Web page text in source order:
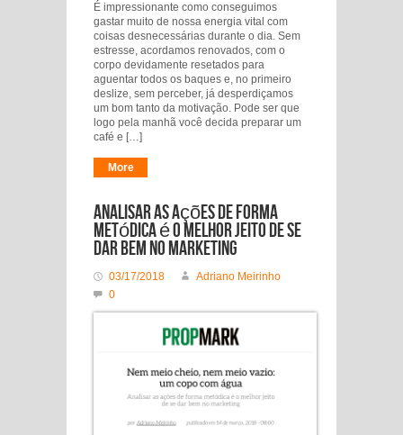
É impressionante como conseguimos
gastar muito de nossa energia vital com
coisas desnecessárias durante o dia. Sem
estresse, acordamos renovados, com o
corpo devidamente resetados para
aguentar todos os baques e, no primeiro
deslize, sem perceber, já desperdiçamos
um bom tanto da motivação. Pode ser que
logo pela manhã você decida preparar um
café e […]
More
Analisar as ações de forma
metódica é o melhor jeito de se
dar bem no marketing
03/17/2018
Adriano Meirinho
0